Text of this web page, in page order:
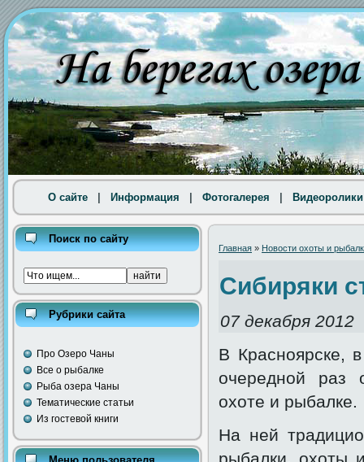
О сайте Информация Фотогалерея Видеоролики
Поиск по сайту
Рубрики сайта
Про Озеро Чаны
Все о рыбалке
Рыба озера Чаны
Тематические статьи
Из гостевой книги
Главная » Новости охоты и
Сибиряки
07 декабря 2012
В Красноярске,
очередной раз
охоте и рыбалке.
На ней